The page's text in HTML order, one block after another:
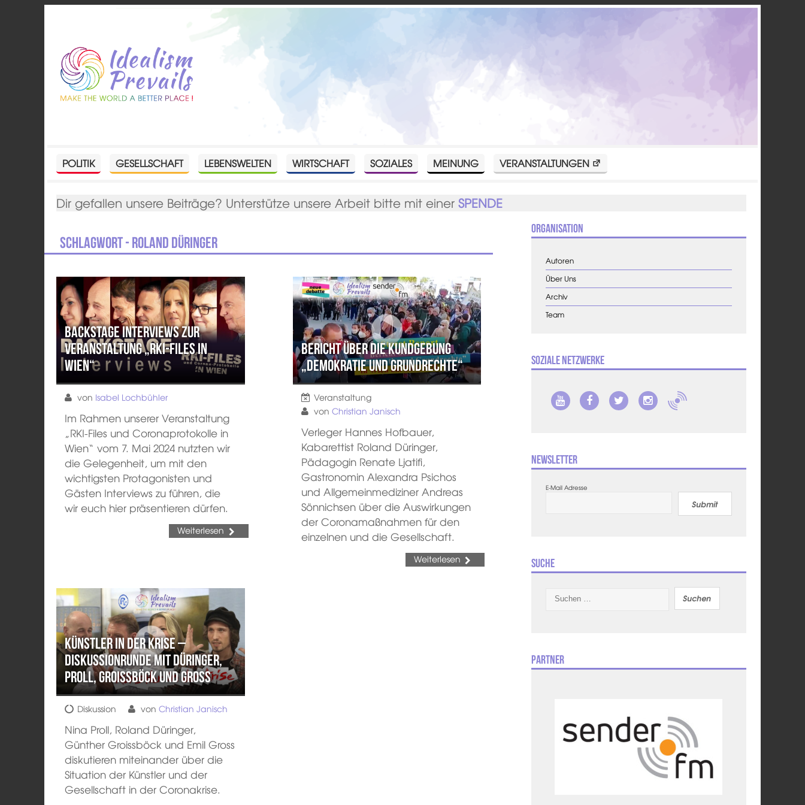
POLITIK GESELLSCHAFT LEBENSWELTEN WIRTSCHAFT SOZIALES MEINUNG VERANSTALTUNGEN
Dir gefallen unsere Beiträge? Unterstütze unsere Arbeit bitte mit einerSPENDE
Schlagwort - Roland Düringer
Backstage Interviews zur
Veranstaltung „RKI-Files in
Wien“
von Isabel Lochbühler
Im Rahmen unserer Veranstaltung
„RKI-Files und Coronaprotokolle in
Wien“ vom 7. Mai 2024 nutzten wir
die Gelegenheit, um mit den
wichtigsten Protagonisten und
Gästen Interviews zu führen, die
wir euch hier präsentieren dürfen.
Weiterlesen
Bericht über die Kundgebung
„Demokratie und Grundrechte“
Veranstaltung
von Christian Janisch
Verleger Hannes Hofbauer,
Kabarettist Roland Düringer,
Pädagogin Renate Ljatifi,
Gastronomin Alexandra Psichos
und Allgemeinmediziner Andreas
Sönnichsen über die Auswirkungen
der Coronamaßnahmen für den
einzelnen und die Gesellschaft.
Weiterlesen
Künstler in der Krise –
Diskussionrunde mit Düringer,
Proll, Groissböck und Gross
Diskussion vonChristian Janisch
Nina Proll, Roland Düringer,
Günther Groissböck und Emil Gross
diskutieren miteinander über die
Situation der Künstler und der
Gesellschaft in der Coronakrise.
Organisation
Autoren
Über Uns
Archiv
Team
Soziale Netzwerke
Newsletter
E-Mail Adresse
Submit
Suche
nach:
Partner